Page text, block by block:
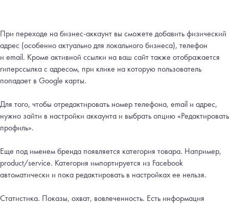
При переходе на бизнес-аккаунт вы сможете добавить физический
адрес (особенно актуально для локального бизнеса), телефон
и email. Кроме активной ссылки на ваш сайт также отображается
гиперссылка с адресом, при клике на которую пользователь
попадает в Google карты.
Для того, чтобы отредактировать номер телефона, email и адрес,
нужно зайти в настройки аккаунта и выбрать опцию «Редактировать
профиль».
Еще под именем бренда появляется категория товара. Например,
product/service. Категория импортируется из Facebook
автоматически и пока редактировать в настройках ее нельзя.
Статистика. Показы, охват, вовлеченность. Есть информация